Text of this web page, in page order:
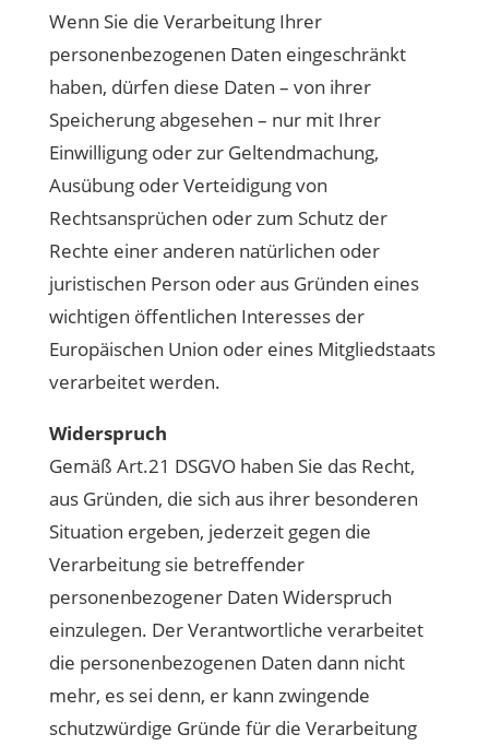
Wenn Sie die Verarbeitung Ihrer
personenbezogenen Daten eingeschränkt
haben, dürfen diese Daten – von ihrer
Speicherung abgesehen – nur mit Ihrer
Einwilligung oder zur Geltendmachung,
Ausübung oder Verteidigung von
Rechtsansprüchen oder zum Schutz der
Rechte einer anderen natürlichen oder
juristischen Person oder aus Gründen eines
wichtigen öffentlichen Interesses der
Europäischen Union oder eines Mitgliedstaats
verarbeitet werden.
Widerspruch
Gemäß Art.21 DSGVO haben Sie das Recht,
aus Gründen, die sich aus ihrer besonderen
Situation ergeben, jederzeit gegen die
Verarbeitung sie betreffender
personenbezogener Daten Widerspruch
einzulegen. Der Verantwortliche verarbeitet
die personenbezogenen Daten dann nicht
mehr, es sei denn, er kann zwingende
schutzwürdige Gründe für die Verarbeitung